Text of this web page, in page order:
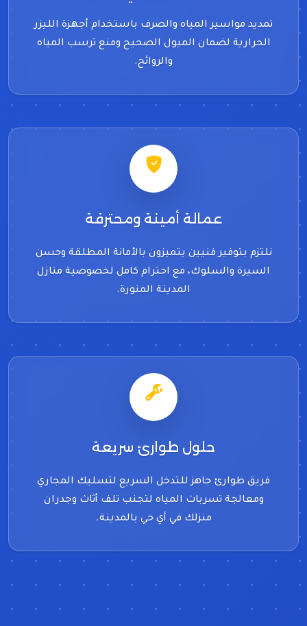
تمديد مواسير المياه والصرف باستخدام أجهزة الليزر
الحرارية لضمان الميول الصحيح ومنع ترسب المياه
والروائح.
عمالة أمينة ومحترفة
نلتزم بتوفير فنيين يتميزون بالأمانة المطلقة وحسن
السيرة والسلوك، مع احترام كامل لخصوصية منازل
المدينة المنورة.
حلول طوارئ سريعة
فريق طوارئ جاهز للتدخل السريع لتسليك المجاري
ومعالجة تسربات المياه لتجنب تلف أثاث وجدران
منزلك في أي حي بالمدينة.